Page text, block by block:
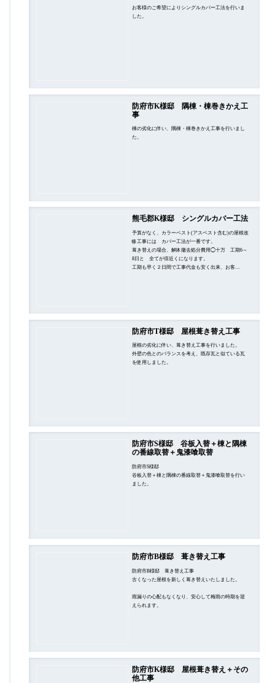
お客様のご希望によりシングルカバー工法を行いま
した。
防府市K様邸 隅棟・棟巻きかえ工
事
棟の劣化に伴い、隅棟・棟巻きかえ工事を行いまし
た。
熊毛郡K様邸 シングルカバー工法
予算がなく、カラーベスト(アスベスト含む)の屋根改
修工事には カバー工法が一番です。
葺き替えの場合、解体撤去処分費用◯十万 工期6～
8日と 全てが倍近くになります。
工期も早く２日間で工事代金も安く出来、お客…
防府市T様邸 屋根葺き替え工事
屋根の劣化に伴い、葺き替え工事を行いました。
外壁の色とのバランスを考え、既存瓦と似ている瓦
を使用しました。
防府市S様邸 谷板入替＋棟と隅棟
の番線取替＋鬼漆喰取替
防府市S様邸
谷板入替＋棟と隅棟の番線取替＋鬼漆喰取替を行い
ました。
防府市B様邸 葺き替え工事
防府市B様邸 葺き替え工事
古くなった屋根を新しく葺き替えいたしました。
雨漏りの心配もなくなり、安心して梅雨の時期を迎
えられます。
防府市K様邸 屋根葺き替え＋その
他工事